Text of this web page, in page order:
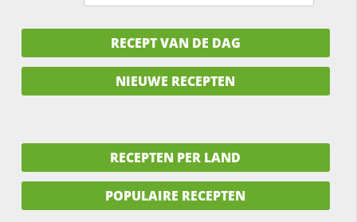
RECEPT VAN DE DAG
NIEUWE RECEPTEN
RECEPTEN PER LAND
POPULAIRE RECEPTEN